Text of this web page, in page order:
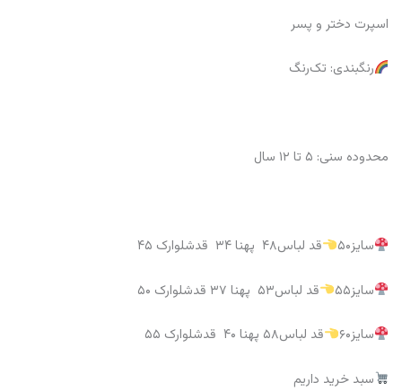
اسپرت دختر و پسر
رنگبندی: تک‌رنگ
محدوده سنی: ۵ تا ۱۲ سال
سایز۵۰ قد لباس۴۸ پهنا ۳۴ قدشلوارک ۴۵
سایز۵۵ قد لباس۵۳ پهنا ۳۷ قدشلوارک ۵۰
سایز۶۰ قد لباس۵۸ پهنا ۴۰ قدشلوارک ۵۵
سبد خرید داریم